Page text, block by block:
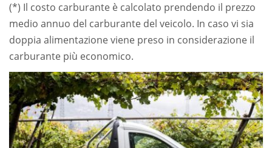
(*) Il costo carburante è calcolato prendendo il prezzo
medio annuo del carburante del veicolo. In caso vi sia
doppia alimentazione viene preso in considerazione il
carburante più economico.